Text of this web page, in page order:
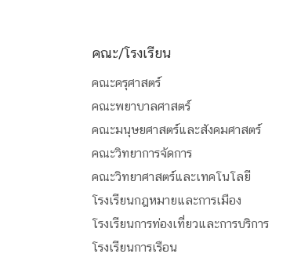
คณะ/โรงเรียน
คณะครุศาสตร์
คณะพยาบาลศาสตร์
คณะมนุษยศาสตร์และสังคมศาสตร์
คณะวิทยาการจัดการ
คณะวิทยาศาสตร์และเทคโนโลยี
โรงเรียนกฎหมายและการเมือง
โรงเรียนการท่องเที่ยวและการบริการ
โรงเรียนการเรือน